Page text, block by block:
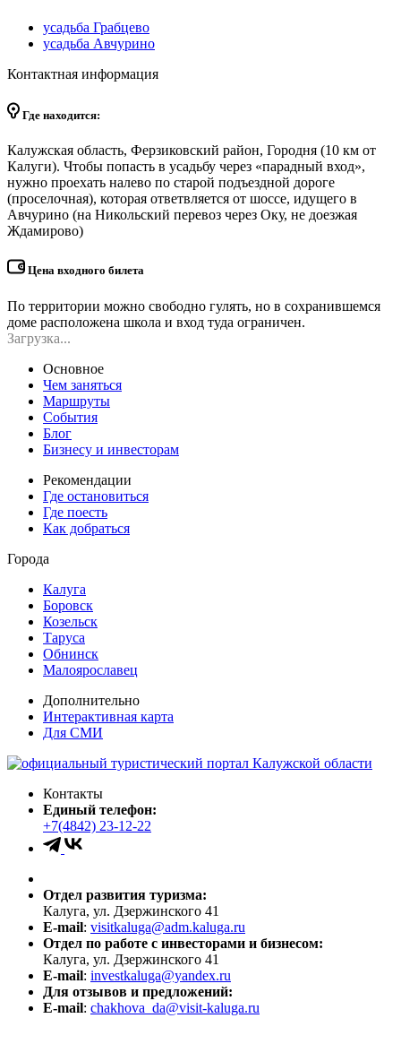
усадьба Грабцево
усадьба Авчурино
Контактная информация
Где находится:
Калужская область, Ферзиковский район, Городня (10 км от
Калуги). Чтобы попасть в усадьбу через «парадный вход»,
нужно проехать налево по старой подъездной дороге
(проселочная), которая ответвляется от шоссе, идущего в
Авчурино (на Никольский перевоз через Оку, не доезжая
Ждамирово)
Цена входного билета
По территории можно свободно гулять, но в сохранившемся
доме расположена школа и вход туда ограничен.
Загрузка...
Основное
Чем заняться
Маршруты
События
Блог
Бизнесу и инвесторам
Рекомендации
Где остановиться
Где поесть
Как добраться
Города
Калуга
Боровск
Козельск
Таруса
Обнинск
Малоярославец
Дополнительно
Интерактивная карта
Для СМИ
Контакты
Единый телефон:
+7(4842) 23-12-22
Отдел развития туризма:
Калуга, ул. Дзержинского 41
E-mail: visitkaluga@adm.kaluga.ru
Отдел по работе с инвесторами и бизнесом:
Калуга, ул. Дзержинского 41
E-mail: investkaluga@yandex.ru
Для отзывов и предложений:
E-mail: chakhova_da@visit-kaluga.ru